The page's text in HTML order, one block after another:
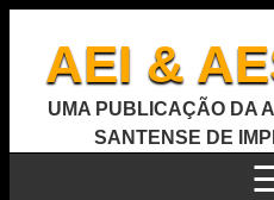
AEI &
UMA PUBLICAÇÃO DA
SANTENSE DE